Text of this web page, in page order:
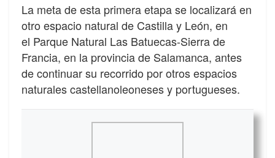
La meta de esta primera etapa se localizará en
otro espacio natural de Castilla y León, en
el Parque Natural Las Batuecas-Sierra de
Francia, en la provincia de Salamanca, antes
de continuar su recorrido por otros espacios
naturales castellanoleoneses y portugueses.